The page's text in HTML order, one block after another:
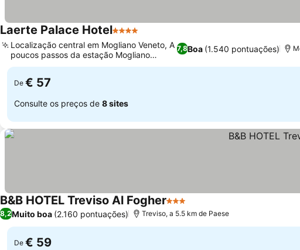
Laerte Palace Hotel4 Estrelas
7,8Boa (1.540 pontuações)
Localização central em Mogliano Veneto, A
poucos passos da estação Mogliano
Veneto
De € 57
Consulte os preços de 8 sites
B&B HOTEL Treviso Al Fogher3 Estrelas
8,2Muito boa (2.160 pontuações) Treviso, a 5.5 km de Paese
De € 59